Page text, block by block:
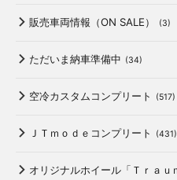
販売車両情報（ON SALE） (3)
ただいま納車準備中 (34)
空冷カスタムコンプリート (517)
ＪＴｍｏｄｅコンプリート (431)
オリジナルホイール「Ｔｒａｕ